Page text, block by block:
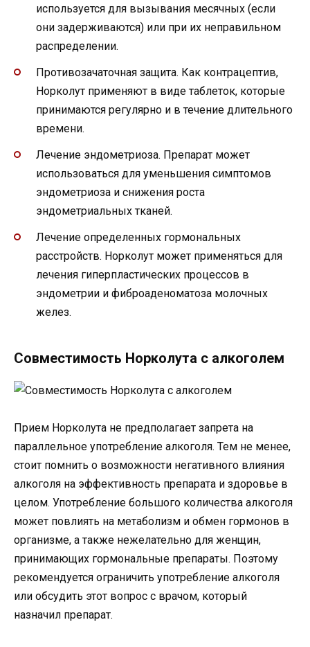
используется для вызывания месячных (если
они задерживаются) или при их неправильном
распределении.
Противозачаточная защита. Как контрацептив,
Норколут применяют в виде таблеток, которые
принимаются регулярно и в течение длительного
времени.
Лечение эндометриоза. Препарат может
использоваться для уменьшения симптомов
эндометриоза и снижения роста
эндометриальных тканей.
Лечение определенных гормональных
расстройств. Норколут может применяться для
лечения гиперпластических процессов в
эндометрии и фиброаденоматоза молочных
желез.
Совместимость Норколута с алкоголем
Прием Норколута не предполагает запрета на
параллельное употребление алкоголя. Тем не менее,
стоит помнить о возможности негативного влияния
алкоголя на эффективность препарата и здоровье в
целом. Употребление большого количества алкоголя
может повлиять на метаболизм и обмен гормонов в
организме, а также нежелательно для женщин,
принимающих гормональные препараты. Поэтому
рекомендуется ограничить употребление алкоголя
или обсудить этот вопрос с врачом, который
назначил препарат.